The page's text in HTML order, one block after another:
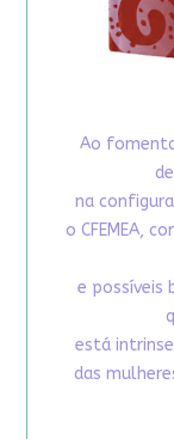
Ao
na
o CFEMEA,
e possíveis
está
das